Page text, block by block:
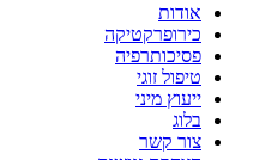
אודות
כירופרקטיקה
פסיכותרפיה
טיפול זוגי
ייעוץ מיני
בלוג
צור קשר